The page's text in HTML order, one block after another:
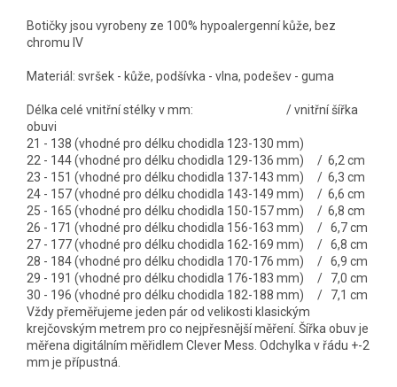
Botičky jsou vyrobeny ze 100% hypoalergenní kůže, bez
chromu IV
Materiál: svršek - kůže, podšívka - vlna, podešev - guma
Délka celé vnitřní stélky v mm: / vnitřní šířka
obuvi
21 - 138 (vhodné pro délku chodidla 123-130 mm)
22 - 144 (vhodné pro délku chodidla 129-136 mm) / 6,2 cm
23 - 151 (vhodné pro délku chodidla 137-143 mm) / 6,3 cm
24 - 157 (vhodné pro délku chodidla 143-149 mm) / 6,6 cm
25 - 165 (vhodné pro délku chodidla 150-157 mm) / 6,8 cm
26 - 171 (vhodné pro délku chodidla 156-163 mm) / 6,7 cm
27 - 177 (vhodné pro délku chodidla 162-169 mm) / 6,8 cm
28 - 184 (vhodné pro délku chodidla 170-176 mm) / 6,9 cm
29 - 191 (vhodné pro délku chodidla 176-183 mm) / 7,0 cm
30 - 196 (vhodné pro délku chodidla 182-188 mm) / 7,1 cm
Vždy přeměřujeme jeden pár od velikosti klasickým
krejčovským metrem pro co nejpřesnější měření. Šířka obuv je
měřena digitálním měřidlem Clever Mess. Odchylka v řádu +-2
mm je přípustná.